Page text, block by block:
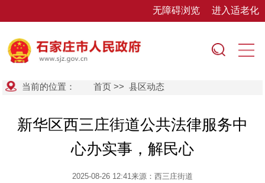
无障碍浏览 进入适老化
当前的位置： 首页 >>县区动态
新华区西三庄街道公共法律服务中
心办实事，解民心
2025-08-26 12:41来源：西三庄街道